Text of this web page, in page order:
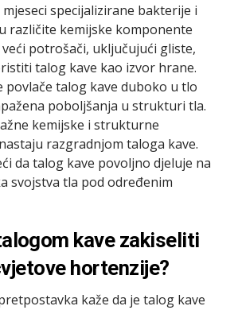
specijalizirane bakterije i
različite kemijske komponente
potrošači, uključujući gliste,
talog kave kao izvor hrane.
povlače talog kave duboko u tlo
poboljšanja u strukturi tla.
kemijske i strukturne
razgradnjom taloga kave.
da talog kave povoljno djeluje na
svojstva tla pod određenim
kave zakiseliti
hortenzije?
kaže da je talog kave